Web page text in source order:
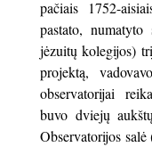
pačiais 1752-
pastato,
jėzuitų kolegijos)
projektą,
observatorijai
buvo dviejų
Observatorijos